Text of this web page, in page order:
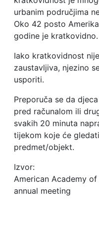
urbanim područjima
Oko 42 posto
godine je kratkovidno.
Iako kratkovidnost
zaustavljiva, njezino
usporiti.
Preporuča se da
pred računalom ili
svakih 20 minuta
tijekom koje će
predmet/objekt.
Izvor:
American Academy
annual meeting